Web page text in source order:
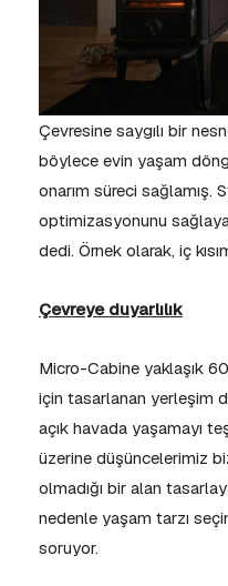
Çevresine saygılı bir
böylece evin yaşam
onarım süreci sağlamış.
optimizasyonunu
dedi. Örnek olarak, iç
Çevreye duyarlılık
Micro-Cabine yaklaşık
için tasarlanan yerleşim
açık havada yaşamayı
üzerine düşüncelerimiz
olmadığı bir alan
nedenle yaşam tarzı
soruyor.